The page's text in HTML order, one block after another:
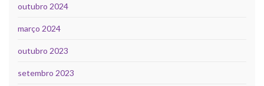
outubro 2024
março 2024
outubro 2023
setembro 2023